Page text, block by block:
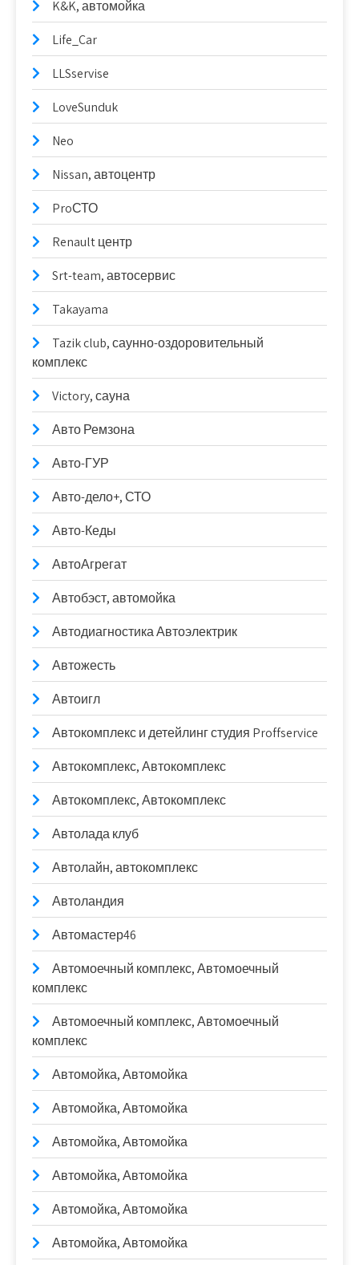
K&K, автомойка
Life_Car
LLSservise
LoveSunduk
Neo
Nissan, автоцентр
ProСТО
Renault центр
Srt-team, автосервис
Takayama
Tazik club, саунно-оздоровительный
комплекс
Victory, сауна
Авто Ремзона
Авто-ГУР
Авто-дело+, СТО
Авто-Кеды
АвтоАгрегат
Автобэст, автомойка
Автодиагностика Автоэлектрик
Автожесть
Автоигл
Автокомплекс и детейлинг студия Proffservice
Автокомплекс, Автокомплекс
Автокомплекс, Автокомплекс
Автолада клуб
Автолайн, автокомплекс
Автоландия
Автомастер46
Автомоечный комплекс, Автомоечный
комплекс
Автомоечный комплекс, Автомоечный
комплекс
Автомойка, Автомойка
Автомойка, Автомойка
Автомойка, Автомойка
Автомойка, Автомойка
Автомойка, Автомойка
Автомойка, Автомойка